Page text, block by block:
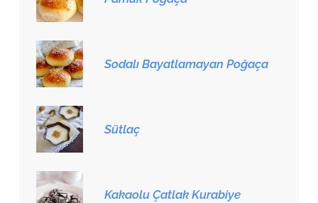
Sodalı Bayatlamayan Poğaça
Sütlaç
Kakaolu Çatlak Kurabiye